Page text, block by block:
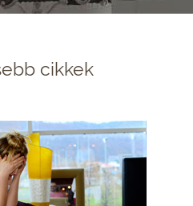
cikkek